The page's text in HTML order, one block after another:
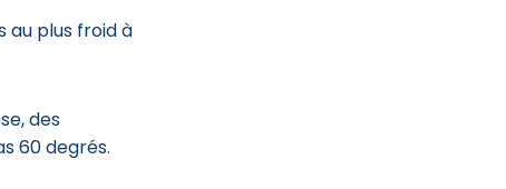
plus froid à
des
60 degrés.